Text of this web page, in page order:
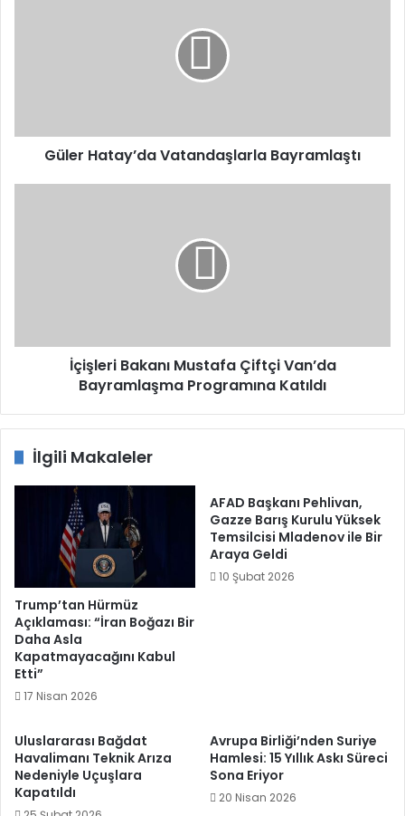
Güler Hatay’da Vatandaşlarla Bayramlaştı
İçişleri Bakanı Mustafa Çiftçi Van’da
Bayramlaşma Programına Katıldı
İlgili Makaleler
Trump’tan Hürmüz
Açıklaması: “İran Boğazı Bir
Daha Asla
Kapatmayacağını Kabul
Etti”
17 Nisan 2026
AFAD Başkanı Pehlivan,
Gazze Barış Kurulu Yüksek
Temsilcisi Mladenov ile Bir
Araya Geldi
10 Şubat 2026
Uluslararası Bağdat
Havalimanı Teknik Arıza
Nedeniyle Uçuşlara
Kapatıldı
Avrupa Birliği’nden Suriye
Hamlesi: 15 Yıllık Askı Süreci
Sona Eriyor
20 Nisan 2026